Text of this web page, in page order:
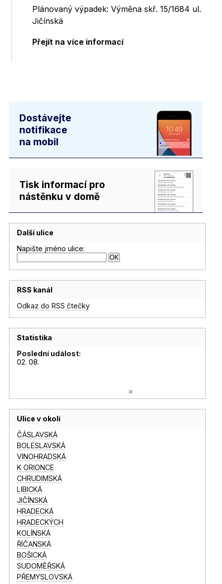
Plánovaný výpadek: Výměna skř. 15/1684 ul.
Jičínská
Přejít na více informací
Dostávejte
notifikace
na mobil
Tisk informací pro
nástěnku v domě
Další ulice
Napište jméno ulice:
RSS kanál
Odkaz do RSS čtečky
Statistika
Poslední událost:
02. 08.
Ulice v okolí
ČÁSLAVSKÁ
BOLESLAVSKÁ
VINOHRADSKÁ
K ORIONCE
CHRUDIMSKÁ
LIBICKÁ
JIČÍNSKÁ
HRADECKÁ
HRADECKÝCH
KOLÍNSKÁ
ŘÍČANSKÁ
BOŠICKÁ
SUDOMĚŘSKÁ
PŘEMYSLOVSKÁ